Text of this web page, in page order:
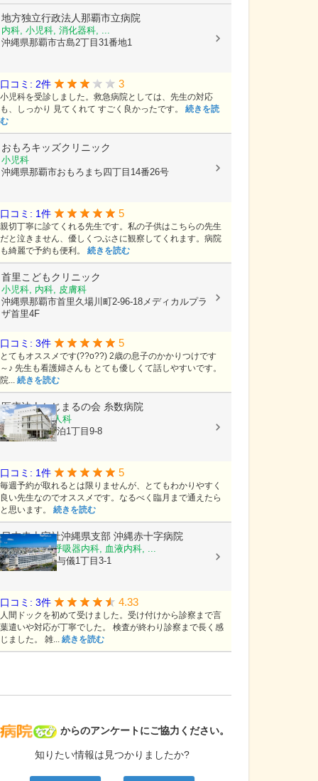
病院なび
からのアンケートにご協力ください。
知りたい情報は見つかりましたか?
地方独立行政法人那覇市立病院
内科, 小児科, 消化器科, ...
沖縄県那覇市古島2丁目31番地1
口コミ: 2件 3
小児科を受診しました。救急病院としては、先生の対応
も、しっかり 見てくれて すごく良かったです。 続きを読
む
おもろキッズクリニック
小児科
沖縄県那覇市おもろまち四丁目14番26号
口コミ: 1件 5
親切丁寧に診てくれる先生です。私の子供はこちらの先生
だと泣きません、優しくつぶさに観察してくれます。病院
も綺麗で予約も便利。 続きを読む
首里こどもクリニック
小児科, 内科, 皮膚科
沖縄県那覇市首里久場川町2-96-18メディカルプラ
ザ首里4F
口コミ: 3件 5
とてもオススメです(??o??) 2歳の息子のかかりつけです
～♪ 先生も看護婦さんも とても優しくて話しやすいです。
院... 続きを読む
医療法人かじまるの会 糸数病院
小児科, 産婦人科
沖縄県那覇市泊1丁目9-8
口コミ: 1件 5
毎週予約が取れるとは限りませんが、とてもわかりやすく
良い先生なのでオススメです。なるべく臨月まで通えたら
と思います。 続きを読む
日本赤十字社沖縄県支部 沖縄赤十字病院
循環器内科, 呼吸器内科, 血液内科, ...
沖縄県那覇市与儀1丁目3-1
口コミ: 3件 4.33
人間ドックを初めて受けました。受け付けから診察まで言
葉遣いや対応が丁寧でした。 検査が終わり診察まで長く感
じました。 雑... 続きを読む